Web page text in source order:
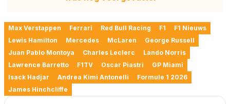
Max Verstappen Ferrari Red Bull Racing F1
F1 Nieuws
Lewis Hamilton
Mercedes McLaren
George Russell
Juan Pablo Montoya
Charles Leclerc
Lando Norris
Lawrence Barretto
F1TV Oscar Piastri
GP Miami
Isack Hadjar
Andrea Kimi Antonelli
Formule 1 2026
James Hinchcliffe